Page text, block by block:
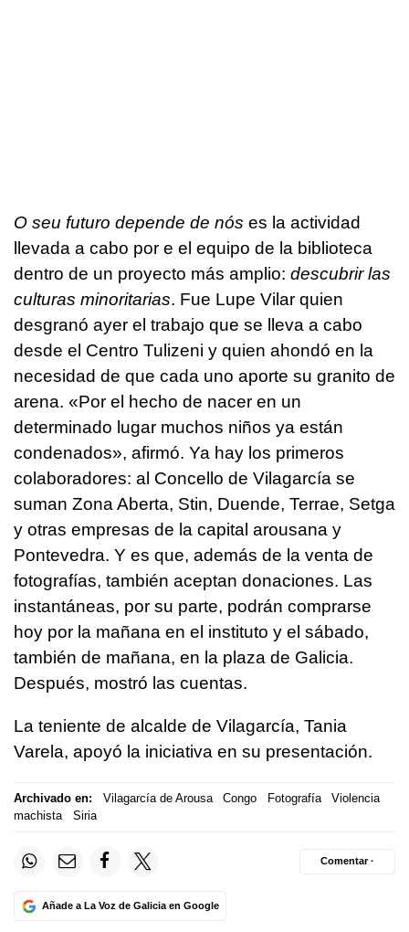
O seu futuro depende de nós es la actividad
llevada a cabo por e el equipo de la biblioteca
dentro de un proyecto más amplio: descubrir las
culturas minoritarias. Fue Lupe Vilar quien
desgranó ayer el trabajo que se lleva a cabo
desde el Centro Tulizeni y quien ahondó en la
necesidad de que cada uno aporte su granito de
arena. «Por el hecho de nacer en un
determinado lugar muchos niños ya están
condenados», afirmó. Ya hay los primeros
colaboradores: al Concello de Vilagarcía se
suman Zona Aberta, Stin, Duende, Terrae, Setga
y otras empresas de la capital arousana y
Pontevedra. Y es que, además de la venta de
fotografías, también aceptan donaciones. Las
instantáneas, por su parte, podrán comprarse
hoy por la mañana en el instituto y el sábado,
también de mañana, en la plaza de Galicia.
Después, mostró las cuentas.
La teniente de alcalde de Vilagarcía, Tania
Varela, apoyó la iniciativa en su presentación.
Archivado en: Vilagarcía de Arousa Congo Fotografía
Violencia
machista
Siria
Añade a La Voz de Galicia en Google
Comentar ·